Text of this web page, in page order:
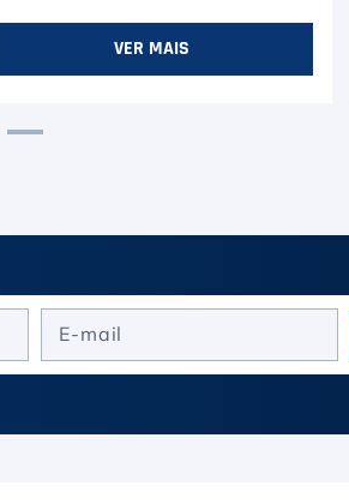
VER MAIS